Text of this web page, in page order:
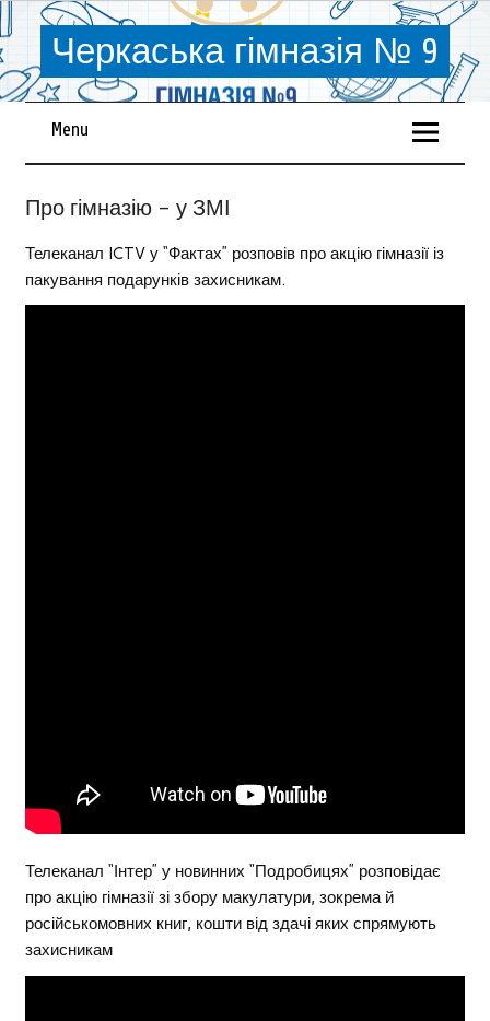
Черкаська гімназія № 9
Menu
Про гімназію – у ЗМІ
Телеканал ICTV у “Фактах” розповів про акцію гімназії із
пакування подарунків захисникам.
Телеканал “Інтер” у новинних “Подробицях” розповідає
про акцію гімназії зі збору макулатури, зокрема й
російськомовних книг, кошти від здачі яких спрямують
захисникам